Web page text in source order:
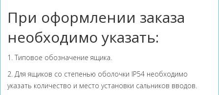
При оформлении заказа
необходимо указать:
1. Типовое обозначение ящика.
2. Для ящиков со степенью оболочки IP54 необходимо
указать количество и место установки сальников вводов.